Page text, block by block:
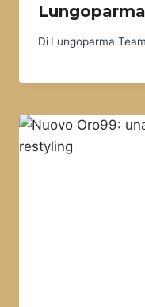
Di Lungoparma Team